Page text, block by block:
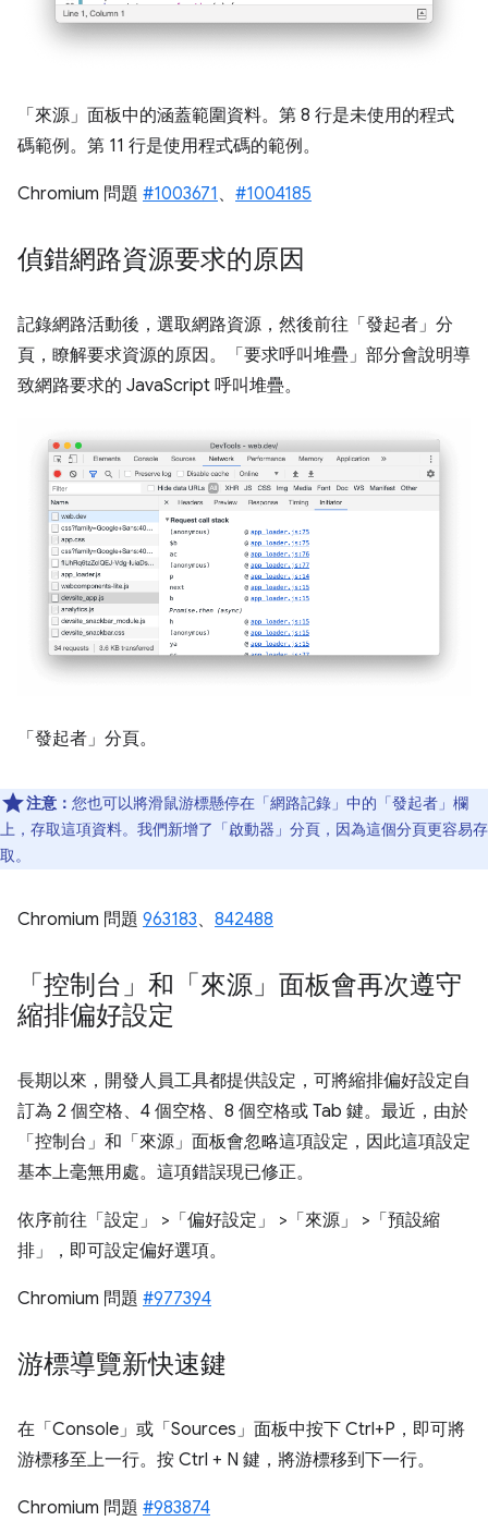
「來源」面板中的涵蓋範圍資料。第 8 行是未使用的程式
碼範例。第 11 行是使用程式碼的範例。
Chromium 問題 #1003671 、 #1004185
偵錯網路資源要求的原因
記錄網路活動後，選取網路資源，然後前往「發起者」 分
頁，瞭解要求資源的原因。「要求呼叫堆疊」 部分會說明導
致網路要求的 JavaScript 呼叫堆疊。
「發起者」 分頁。
注意： 您也可以將滑鼠游標懸停在「網路記錄」中的「發起者」 欄
上，存取這項資料。我們新增了「啟動器」 分頁，因為這個分頁更容易存
取。
Chromium 問題 963183、 842488
「控制台」和「來源」面板會再次遵守
縮排偏好設定
長期以來，開發人員工具都提供設定，可將縮排偏好設定自
訂為 2 個空格、4 個空格、8 個空格或 Tab 鍵。最近，由於
「控制台」和「來源」面板會忽略這項設定，因此這項設定
基本上毫無用處。這項錯誤現已修正。
依序前往「設定」 >「偏好設定」 >「來源」
>「預設縮
排」
，即可設定偏好選項。
Chromium 問題 #977394
游標導覽新快速鍵
在「Console」或「Sources」面板中按下 Ctrl+P，即可將
游標移至上一行。按 Ctrl + N 鍵，將游標移到下一行。
Chromium 問題 #983874